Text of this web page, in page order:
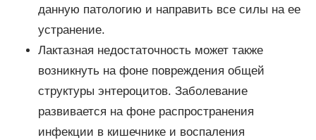
данную патологию и направить все силы на ее
устранение.
Лактазная недостаточность может также
возникнуть на фоне повреждения общей
структуры энтероцитов. Заболевание
развивается на фоне распространения
инфекции в кишечнике и воспаления